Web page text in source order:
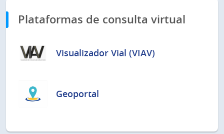
Plataformas de consulta virtual
Visualizador Vial (VIAV)
Geoportal